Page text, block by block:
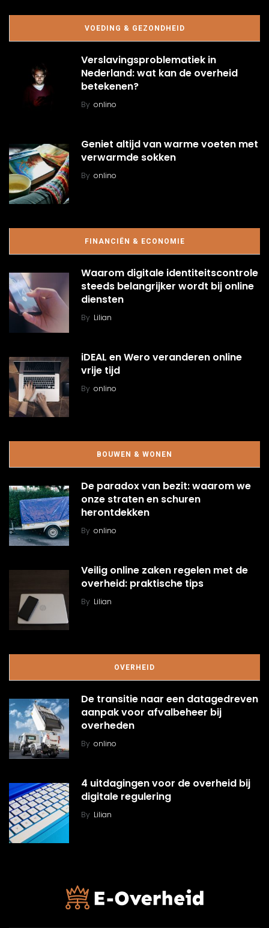
VOEDING & GEZONDHEID
Verslavingsproblematiek in
Nederland: wat kan de overheid
betekenen?
By onlino
Geniet altijd van warme voeten met
verwarmde sokken
By onlino
FINANCIËN & ECONOMIE
Waarom digitale identiteitscontrole
steeds belangrijker wordt bij online
diensten
By Lilian
iDEAL en Wero veranderen online
vrije tijd
By onlino
BOUWEN & WONEN
De paradox van bezit: waarom we
onze straten en schuren
herontdekken
By onlino
Veilig online zaken regelen met de
overheid: praktische tips
By Lilian
OVERHEID
De transitie naar een datagedreven
aanpak voor afvalbeheer bij
overheden
By onlino
4 uitdagingen voor de overheid bij
digitale regulering
By Lilian